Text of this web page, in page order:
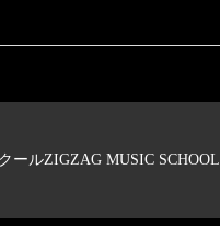
ールZIGZAG MUSIC SCHOOL